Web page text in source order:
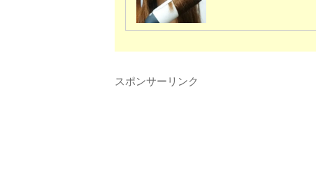
スポンサーリンク